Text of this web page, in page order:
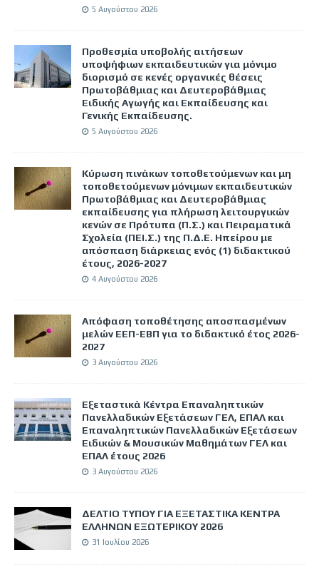
5 Αυγούστου 2026
Προθεσμία υποβολής αιτήσεων
υποψήφιων εκπαιδευτικών για μόνιμο
διορισμό σε κενές οργανικές θέσεις
Πρωτοβάθμιας και Δευτεροβάθμιας
Ειδικής Αγωγής και Εκπαίδευσης και
Γενικής Εκπαίδευσης.
5 Αυγούστου 2026
Κύρωση πινάκων τοποθετούμενων και μη
τοποθετούμενων μόνιμων εκπαιδευτικών
Πρωτοβάθμιας και Δευτεροβάθμιας
εκπαίδευσης για πλήρωση λειτουργικών
κενών σε Πρότυπα (Π.Σ.) και Πειραματικά
Σχολεία (ΠΕΙ.Σ.) της Π.Δ.Ε. Ηπείρου με
απόσπαση διάρκειας ενός (1) διδακτικού
έτους, 2026-2027
4 Αυγούστου 2026
Απόφαση τοποθέτησης αποσπασμένων
μελών ΕΕΠ-ΕΒΠ για το διδακτικό έτος 2026-
2027
3 Αυγούστου 2026
Εξεταστικά Κέντρα Επαναληπτικών
Πανελλαδικών Εξετάσεων ΓΕΛ, ΕΠΑΛ και
Επαναληπτικών Πανελλαδικών Εξετάσεων
Ειδικών & Μουσικών Μαθημάτων ΓΕΛ και
ΕΠΑΛ έτους 2026
3 Αυγούστου 2026
ΔΕΛΤΙΟ ΤΥΠΟΥ ΓΙΑ ΕΞΕΤΑΣΤΙΚΑ ΚΕΝΤΡΑ
ΕΛΛΗΝΩΝ ΕΞΩΤΕΡΙΚΟΥ 2026
31 Ιουλίου 2026